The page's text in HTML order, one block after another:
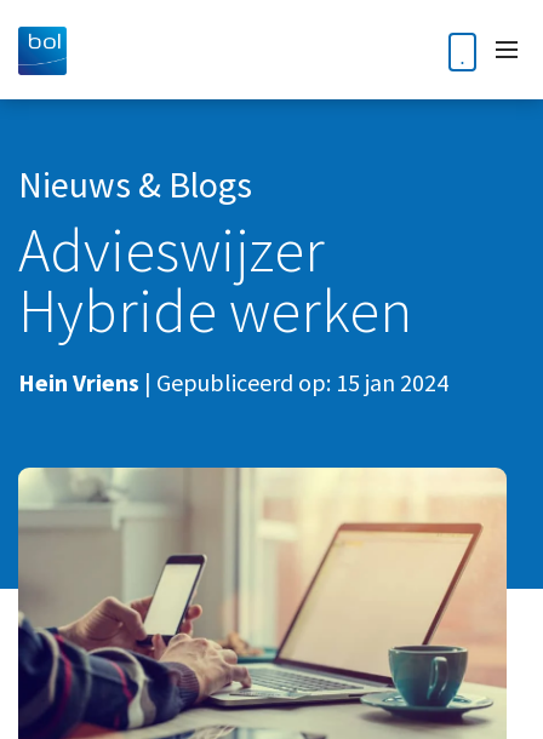
Werken bij
Home
Diensten
Accountancy
Audit
Bedrijfsoverdracht en opvolging
Corporate finance
Digitale Transformatie
Duurzaam ondernemen
Informatiebeveiliging en privacy
Internationaal ondernemen
Personeel en salaris
Klantverhalen
Nieuws en blogs
Over ons
Werken-bij
Bedrijfsgeschiedenis
Contact
Nieuws & Blogs
Advieswijzer
Hybride werken
Hein Vriens | Gepubliceerd op: 15 jan 2024